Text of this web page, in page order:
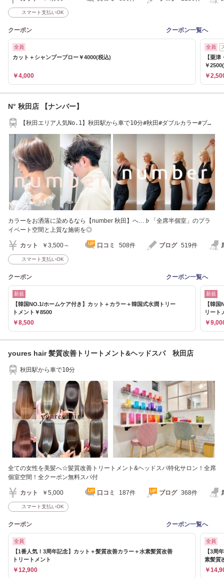
スマート支払いOK
クーポン クーポン一覧へ
全員
カット＋シャンプーブロー￥4000(税込)
￥4,000
全員
【粟
￥
￥
N° 秋田店 【ナンバー】
【秋田エリア人気No.1】秋田駅から車で10分#秋田#ダブルカラー#ブリ
カラーをお洒落に染めるなら【number 秋田】へ…♭「全席半個室」のプラ
イベート空間と上質な施術を◎
カット ￥3,500～ 口コミ 508件 ブログ 519件
スマート支払いOK
クーポン クーポン一覧へ
新規
【韓国NO.1/ホームケア付き】カット＋カラー＋韓国式水潤トリー
トメント￥8500
￥8,500
新規
【韓
リート
￥
youres hair 髪質改善トリートメント&ヘッドスパ 秋田店
秋田駅から車で10分
全ての女性を美髪へ☆髪質改善トリートメント&ヘッドスパ特化サロン！全席
個室空間！全クーポン無料スパ付
カット ￥5,000 口コミ 187件 ブログ 368件
スマート支払いOK
クーポン クーポン一覧へ
全員
【1番人気！3周年記念】カット＋髪質改善カラー＋水素髪質改善
トリートメント
￥12,900
全員
【3周
素髪質
￥